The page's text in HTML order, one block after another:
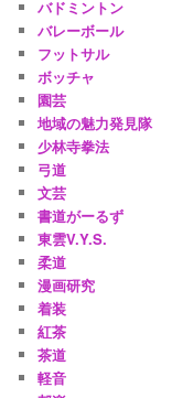
バドミントン
バレーボール
フットサル
ボッチャ
園芸
地域の魅力発見隊
少林寺拳法
弓道
文芸
書道がーるず
東雲V.Y.S.
柔道
漫画研究
着装
紅茶
茶道
軽音